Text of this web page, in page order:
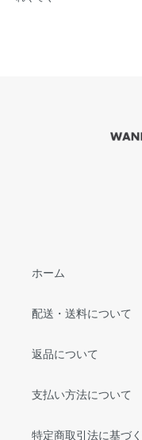
ホーム
配送・送料について
返品について
支払い方法について
特定商取引法に基づ